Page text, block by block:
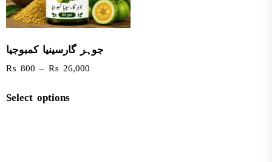
جوہر گارسینیا کمبوجیا
₨ 800 – ₨ 26,000
Select options